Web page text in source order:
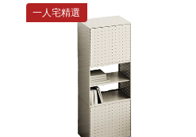
一人宅精選